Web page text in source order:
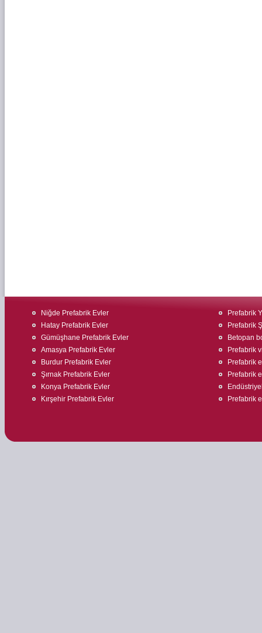
Niğde Prefabrik Evler
Hatay Prefabrik Evler
Gümüşhane Prefabrik Evler
Amasya Prefabrik Evler
Burdur Prefabrik Evler
Şırnak Prefabrik Evler
Konya Prefabrik Evler
Kırşehir Prefabrik Evler
Prefabrik
Prefabrik
Betopan
Prefabrik
Prefabrik
Prefabrik
Prefabrik